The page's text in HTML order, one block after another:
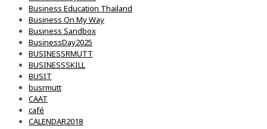
Business Education Thailand
Business On My Way
Business Sandbox
BusinessDay2025
BUSINESSRMUTT
BUSINESSSKILL
BUSIT
busrmutt
CAAT
café
CALENDAR2018